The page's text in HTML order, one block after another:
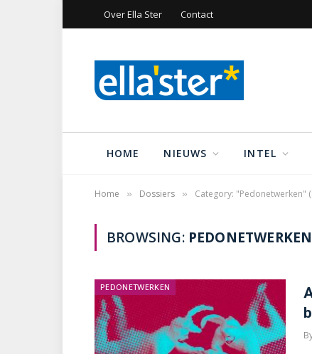
Over Ella Ster Contact
HOME NIEUWS INTEL
Home » Dossiers » Category: "Pedonetwerken"
BROWSING: PEDONETWERKEN
PEDONETWERKEN